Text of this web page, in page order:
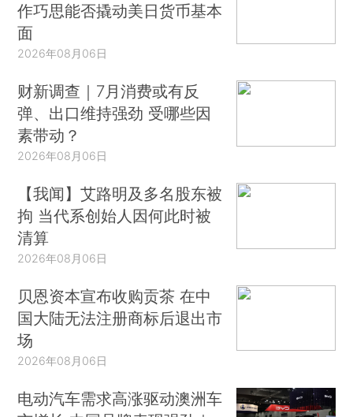
作巧思能否撬动美日货币基本
面
2026年08月06日
财新调查｜7月消费或有反
弹、出口维持强劲 受哪些因
素带动？
2026年08月06日
【我闻】艾路明及多名股东被
拘 当代系创始人因何此时被
清算
2026年08月06日
贝恩资本宣布收购贡茶 在中
国大陆无法注册商标后退出市
场
2026年08月06日
电动汽车需求高涨驱动澳洲车